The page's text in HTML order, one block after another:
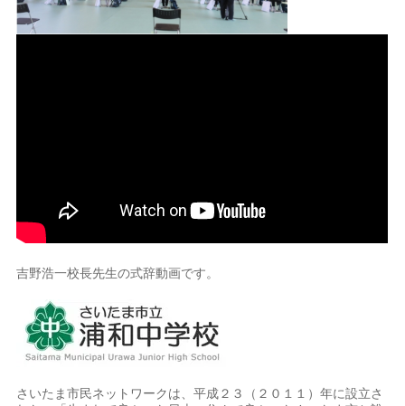
吉野浩一校長先生の式辞動画です。
さいたま市民ネットワークは、平成２３（２０１１）年に設立さ